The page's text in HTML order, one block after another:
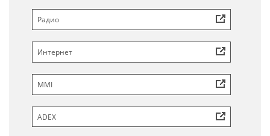
Радио
Интернет
MMI
ADEX